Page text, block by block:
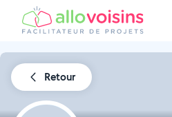
Retour